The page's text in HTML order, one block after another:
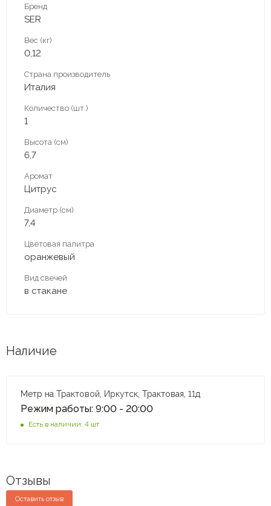
Бренд
SER
Вес (кг)
0,12
Страна производитель
Италия
Количество (шт.)
1
Высота (см)
6,7
Аромат
Цитрус
Диаметр (см)
7,4
Цветовая палитра
оранжевый
Вид свечей
в стакане
Наличие
Метр на Трактовой, Иркутск, Трактовая, 11д
Режим работы: 9:00 - 20:00
Есть в наличии: 4 шт
Отзывы
Оставить отзыв